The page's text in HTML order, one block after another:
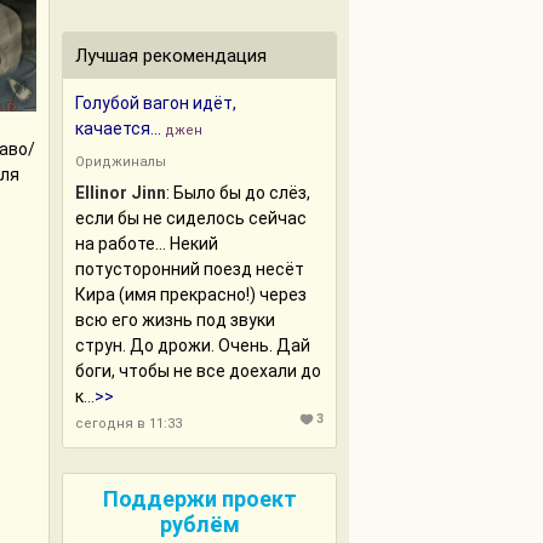
Лучшая рекомендация
Голубой вагон идёт,
качается...
джен
Ориджиналы
Ellinor Jinn: Было бы до слёз,
если бы не сиделось сейчас
на работе... Некий
потусторонний поезд несёт
Кира (имя прекрасно!) через
всю его жизнь под звуки
струн. До дрожи. Очень. Дай
боги, чтобы не все доехали до
к ...>>
сегодня в 11:33 3
Поддержи проект
рублём